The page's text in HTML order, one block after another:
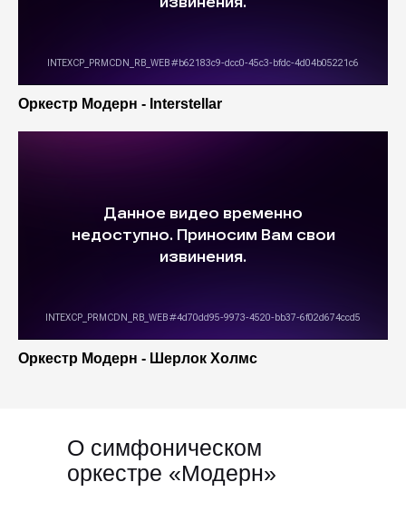
Оркестр Модерн - Interstellar
Оркестр Модерн - Шерлок Холмс
О симфоническом
оркестре «Модерн»